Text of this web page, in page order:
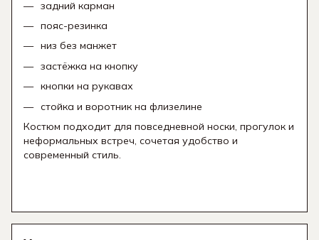
задний карман
пояс-резинка
низ без манжет
застёжка на кнопку
кнопки на рукавах
стойка и воротник на флизелине
Костюм подходит для повседневной носки, прогулок и
неформальных встреч, сочетая удобство и
современный стиль.